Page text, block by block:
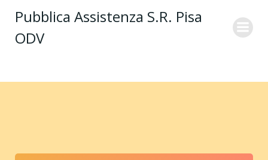
al
Pubblica Assistenza S.R. Pisa
ODV